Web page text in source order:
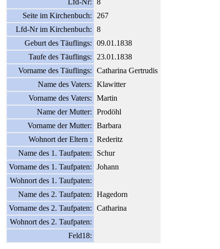
Lfd-Nr:
8
Seite im Kirchenbuch:
267
Lfd-Nr im Kirchenbuch:
8
Geburt des Täuflings:
09.01.1838
Taufe des Täuflings:
23.01.1838
Vorname des Täuflings:
Catharina Gertrudis
Name des Vaters:
Klawitter
Vorname des Vaters:
Martin
Name der Mutter:
Prodöhl
Vorname der Mutter:
Barbara
Wohnort der Eltern :
Rederitz
Name des 1. Taufpaten:
Schur
Vorname des 1. Taufpaten:
Johann
Wohnort des 1. Taufpaten:
Name des 2. Taufpaten:
Hagedorn
Vorname des 2. Taufpaten:
Catharina
Wohnort des 2. Taufpaten:
Feld18: